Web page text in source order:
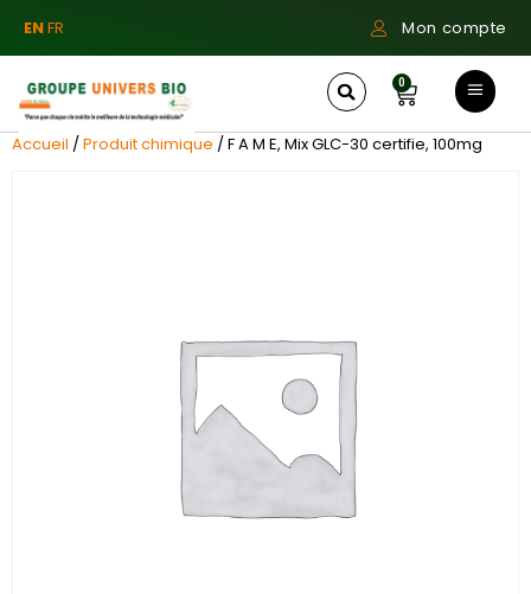
ENFR Mon compte
0
Accueil /Produit chimique / F A M E, Mix GLC-30 certifie, 100mg